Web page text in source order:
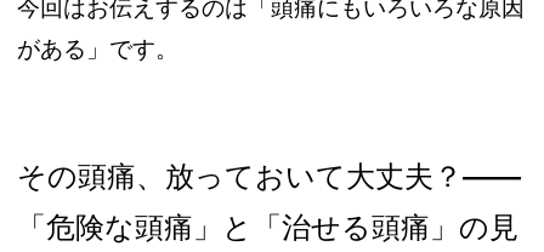
今回はお伝えするのは「頭痛にもいろいろな原因
がある」です。
その頭痛、放っておいて大丈夫？——
「危険な頭痛」と「治せる頭痛」の見